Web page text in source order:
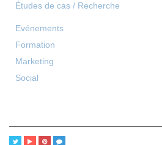
Études de cas / Recherche
Evénements
Formation
Marketing
Social